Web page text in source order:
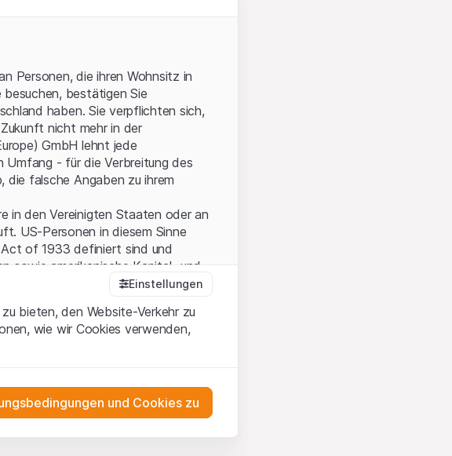
Serverfehler.
Personen, die ihren Wohnsitz in
bestätigen Sie
haben. Sie verpflichten sich,
nicht mehr in der
GmbH lehnt jede
- für die Verbreitung des
die falsche Angaben zu ihrem
in den Vereinigten Staaten oder an
US-Personen in diesem Sinne
of 1933 definiert sind und
sowie amerikanische Kapital- und
Informationen und die
akzeptieren. Wenn Sie mit den
Produkte, Daten,
ausschließlich
Einstellungen
bieten, den Website-Verkehr zu
wie wir Cookies verwenden,
werden. und Cookies zu